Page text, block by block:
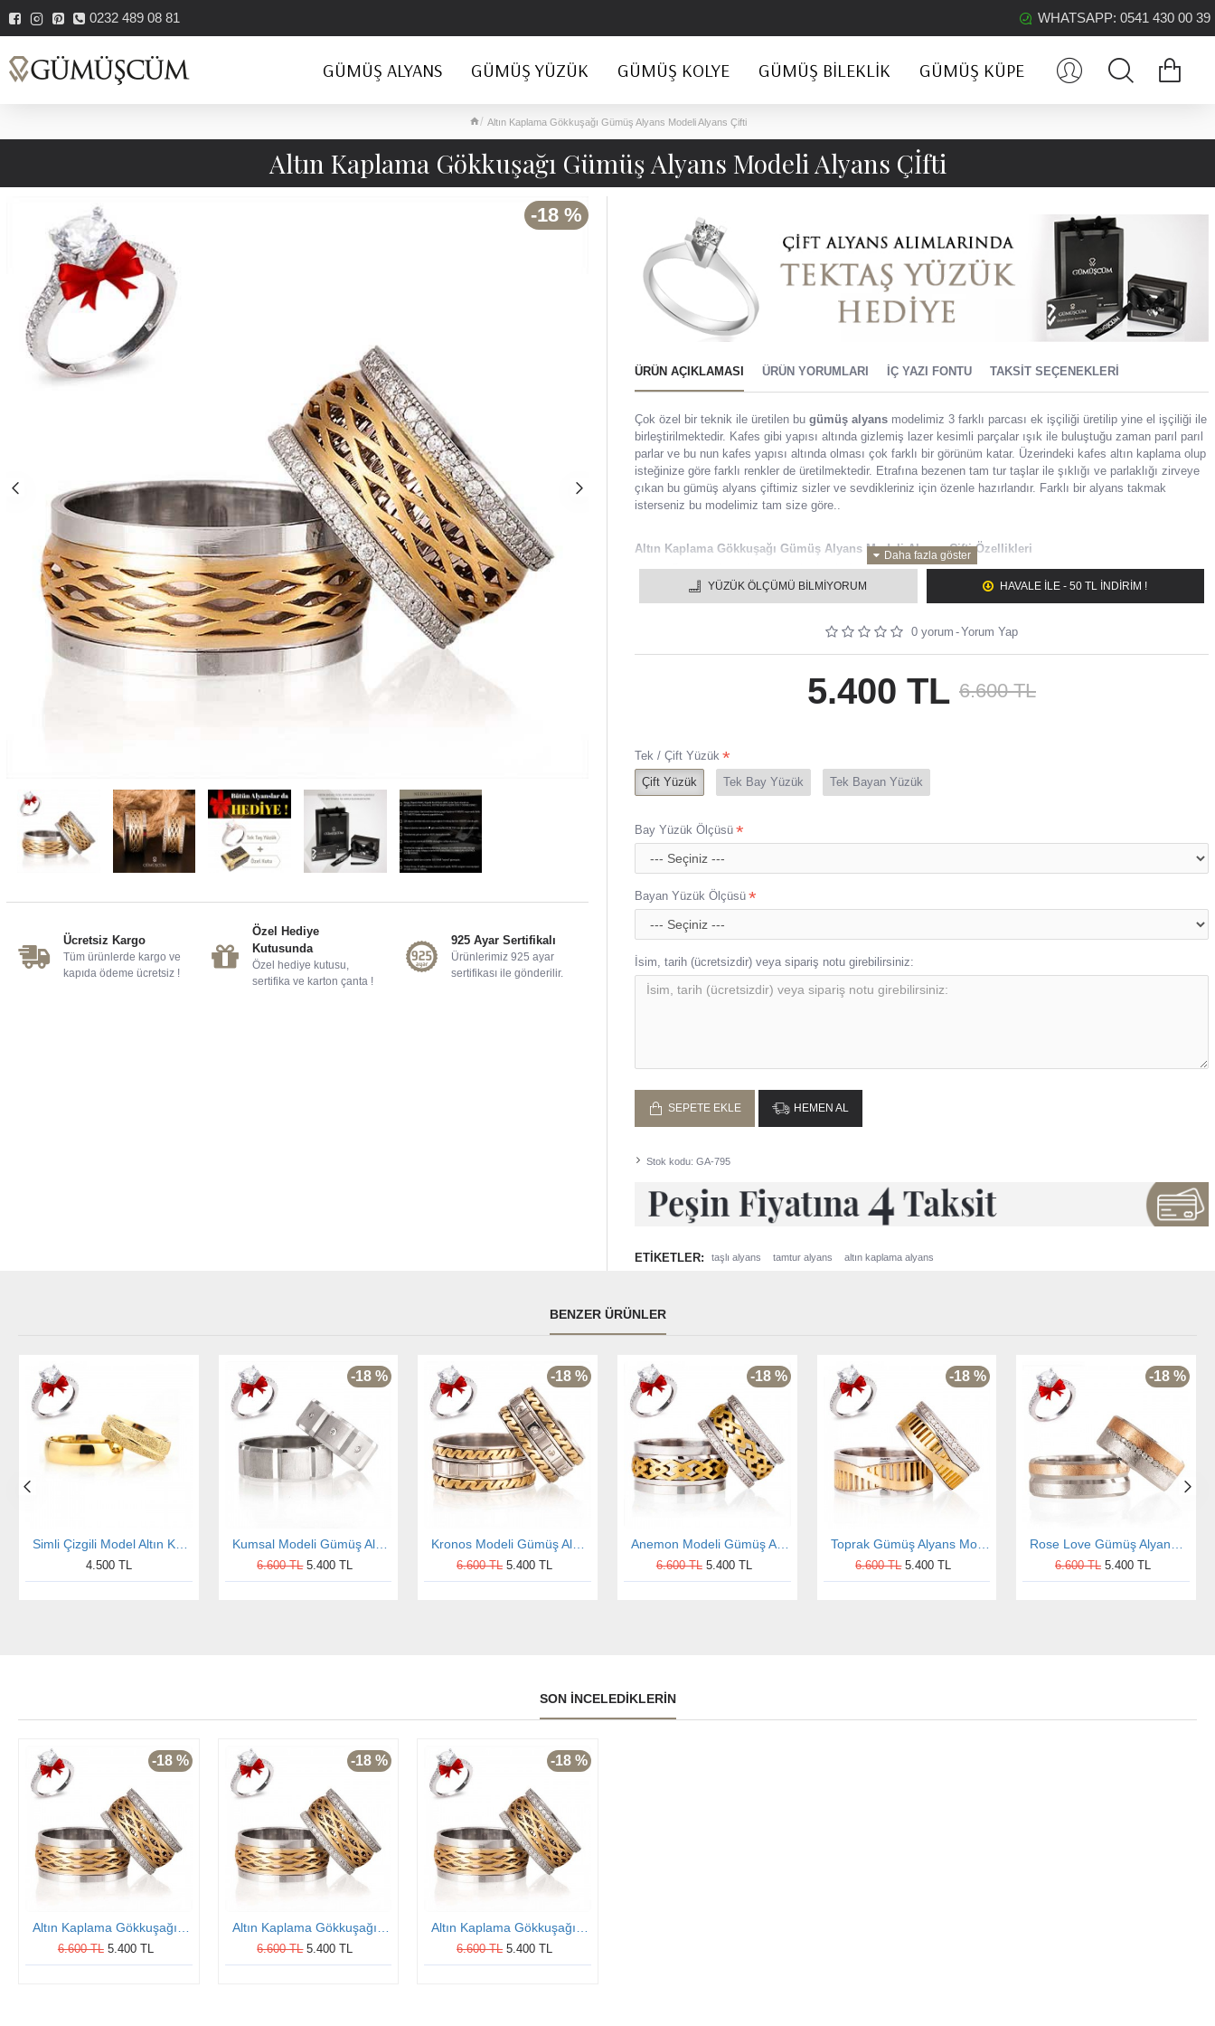
0232 489 08 81 WHATSAPP: 0541 430 00 39
GÜMÜŞ ALYANS GÜMÜŞ YÜZÜK GÜMÜŞ KOLYE GÜMÜŞ BILEKLIK GÜMÜŞ KÜPE
Altın Kaplama Gökkuşağı Gümüş Alyans Modeli Alyans Çifti
Altın Kaplama Gökkuşağı Gümüş Alyans Modeli Alyans Çİfti
-18 %
Ücretsiz Kargo
Tüm ürünlerde kargo ve
kapıda ödeme ücretsiz !
Özel Hediye
Kutusunda
Özel hediye kutusu,
sertifika ve karton çanta !
925 Ayar Sertifikalı
Ürünlerimiz 925 ayar
sertifikası ile gönderilir.
ÜRÜN AÇIKLAMASI ÜRÜN YORUMLARI İÇ YAZI FONTU TAKSIT SEÇENEKLERI
Çok özel bir teknik ile üretilen bu gümüş alyans modelimiz 3 farklı parcası ek işçiliği üretilip yine el işçiliği ile
birleştirilmektedir. Kafes gibi yapısı altında gizlemiş lazer kesimli parçalar ışık ile buluştuğu zaman parıl parıl
parlar ve bu nun kafes yapısı altında olması çok farklı bir görünüm katar. Üzerindeki kafes altın kaplama olup
isteğinize göre farklı renkler de üretilmektedir. Etrafına bezenen tam tur taşlar ile şıklığı ve parlaklığı zirveye
çıkan bu gümüş alyans çiftimiz sizler ve sevdikleriniz için özenle hazırlandır. Farklı bir alyans takmak
isterseniz bu modelimiz tam size göre..
Altın Kaplama Gökkuşağı Gümüş Alyans Modeli Alyans Çifti Özellikleri
Gümüş alyanslarımızı tek olarak da satın alabilirsiniz.
925 ayar gümüş özel kutusunda gelmektedir.
Ürünümüz 925 ayar bir çift gümüş alyanstır.
Gümüş alyansınızı istediğiniz renkte sipariş verebilirsiniz(gümüş, altın, rose).
1 YIL GARANTİLİDİR.
Bütün gümüş alyanslar en geç 2 iş gününde kargoya verilir.
Ürünlerimiz el işçiliği ile ustalarımız tarafından bünyemizde bulunan 2 adet atölyede hazırlanmaktadır.
YÜZÜK ÖLÇÜMÜ BILMIYORUM HAVALE ILE - 50 TL İNDİRİM !
Stok kodu: GA-795
0 yorum -Yorum Yap
6.600 TL
5.400 TL
Tek / Çift Yüzük
Çift Yüzük
Tek Bay Yüzük Tek Bayan Yüzük
Bay Yüzük Ölçüsü
Bayan Yüzük Ölçüsü
İsim, tarih (ücretsizdir) veya sipariş notu girebilirsiniz:
SEPETE EKLE HEMEN AL
ETIKETLER: taşlı alyans tamtur alyans altın kaplama alyans
BENZER ÜRÜNLER
Simli Çizgili Model Altın Kaplama Gümüş Alyans Çifti
4.500 TL
-18 %
Kumsal Modeli Gümüş Alyans Çifti
6.600 TL 5.400 TL
-18 %
6.600 TL 5.400 TL
-18 %
Anemon Modeli Gümüş Alyans Çifti
6.600 TL 5.400 TL
-18 %
Toprak Gümüş Alyans Modeli Altın Kaplama Alyans Çifti
6.600 TL 5.400 TL
-18 %
6.600 TL 5.400 TL
SON İNCELEDIKLERIN
-18 %
6.600 TL 5.400 TL
-18 %
6.600 TL 5.400 TL
-18 %
6.600 TL 5.400 TL